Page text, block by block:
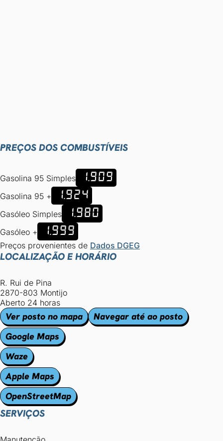
PREÇOS DOS COMBUSTÍVEIS
Gasolina 95 Simples 1.909
Gasolina 95 + 1.924
Gasóleo Simples 1.980
Gasóleo + 1.999
Preços provenientes de Dados DGEG
LOCALIZAÇÃO E HORÁRIO
R. Rui de Pina
2870-803 Montijo
Aberto 24 horas
Ver posto no mapa
Navegar até ao posto
Google Maps
Waze
Apple Maps
OpenStreetMap
SERVIÇOS